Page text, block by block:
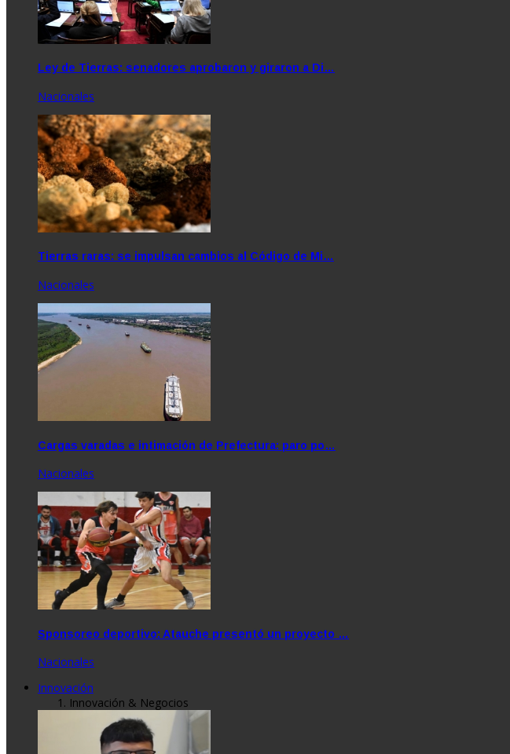
Ley de Tierras: senadores aprobaron y giraron a Di…
Nacionales
Tierras raras: se impulsan cambios al Código de Mi…
Nacionales
Cargas varadas e intimación de Prefectura: paro po…
Nacionales
Sponsoreo deportivo: Atauche presentó un proyecto …
Nacionales
Innovación
Innovación & Negocios